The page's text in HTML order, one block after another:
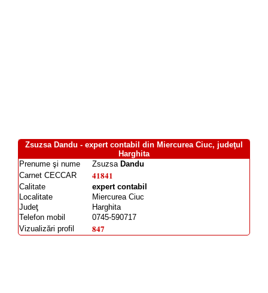
Zsuzsa Dandu - expert contabil din Miercurea Ciuc, judeţul
Harghita
Prenume şi nume
Zsuzsa Dandu
Carnet CECCAR
41841
Calitate
expert contabil
Localitate
Miercurea Ciuc
Judeţ
Harghita
Telefon mobil
0745-590717
Vizualizări profil
847